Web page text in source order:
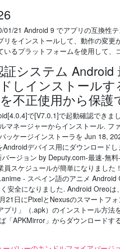
21 Android 9 でアプリの互換性
リをインストールして、動作の変
いるプラットフォームを使用して
証システム
しインストール
不正使用から保護
で[V7.0.1]で起動確認できま
マネージャーからインストール.
ッケージインストーラを Jun 18,
Androidデバイス用にダウンロード
ージョン by Deputy.com-最速-無
員スケジュールが簡単になりまし
- スペイン語のアニメ
安全になりました. Android Oreo
21日にPixelとNexusのスマートフ
プリ」（.apk）のインストール方
「APKMirror」からダウンロード